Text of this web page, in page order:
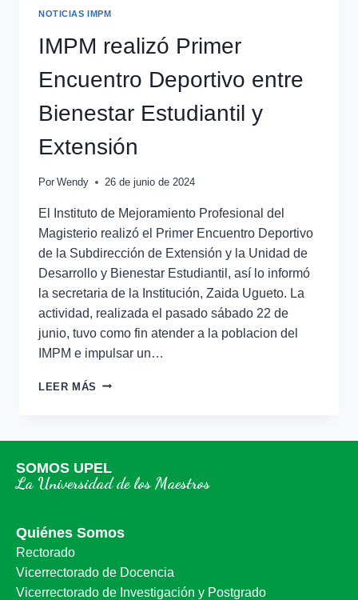
NOTICIAS IMPM
IMPM realizó Primer
Encuentro Deportivo entre
Bienestar Estudiantil y
Extensión
Por Wendy 26 de junio de 2024
El Instituto de Mejoramiento Profesional del
Magisterio realizó el Primer Encuentro Deportivo
de la Subdirección de Extensión y la Unidad de
Desarrollo y Bienestar Estudiantil, así lo informó
la secretaria de la Institución, Zaida Ugueto. La
actividad, realizada el pasado sábado 22 de
junio, tuvo como fin atender a la poblacion del
IMPM e impulsar un…
LEER MÁS
SOMOS UPEL
La Universidad de los Maestros
Quiénes Somos
Rectorado
Vicerrectorado de Docencia
Vicerrectorado de Investigación y Postgrado